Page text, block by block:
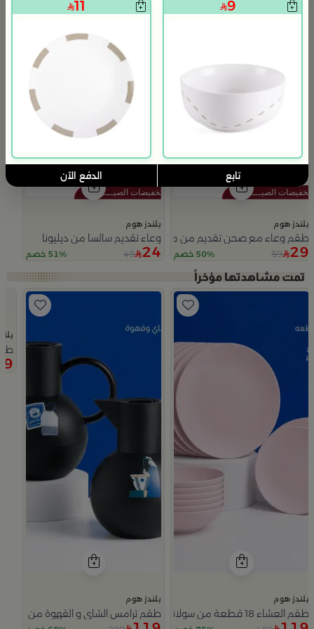
9
11
تابع الدفع الآن
بلندز هوم
طقم وعاء مع صحن تقديم من ملاذ
29
59 50% خصم
بلندز هوم
وعاء تقديم سالسا من ديليونا
24
49 51% خصم
Slide 1 of 5
بلندز هوم
طقم العشاء 18 قطعة من سولانا
بلندز هوم
طقم ترامس الشاي و القهوة من سيمارا